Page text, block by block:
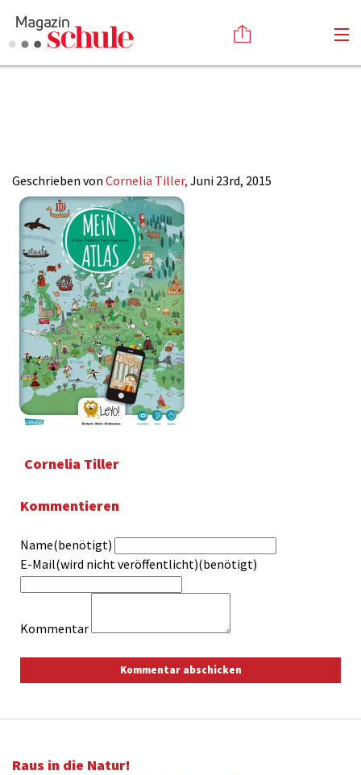
Mediadaten
Kontakt
Impressum
Anmelden
Geschrieben von Cornelia Tiller, Juni 23rd, 2015
Cornelia Tiller
Kommentieren
Name(benötigt)
E-Mail(wird nicht veröffentlicht)(benötigt)
Kommentar
Raus in die Natur!